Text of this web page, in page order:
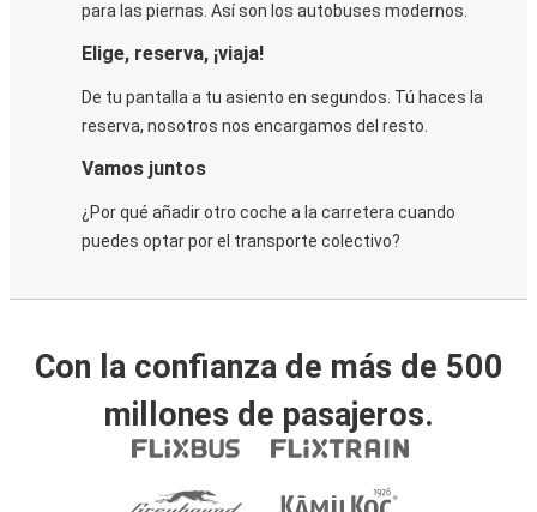
para las piernas. Así son los autobuses modernos.
Elige, reserva, ¡viaja!
De tu pantalla a tu asiento en segundos. Tú haces la
reserva, nosotros nos encargamos del resto.
Vamos juntos
¿Por qué añadir otro coche a la carretera cuando
puedes optar por el transporte colectivo?
Con la confianza de más de 500
millones de pasajeros.